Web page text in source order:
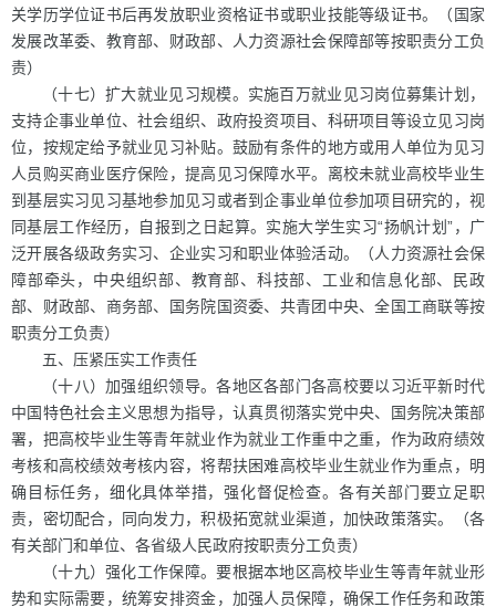
关学历学位证书后再发放职业资格证书或职业技能等级证书。（国家
发展改革委、教育部、财政部、人力资源社会保障部等按职责分工负
责）
（十七）扩大就业见习规模。实施百万就业见习岗位募集计划，
支持企事业单位、社会组织、政府投资项目、科研项目等设立见习岗
位，按规定给予就业见习补贴。鼓励有条件的地方或用人单位为见习
人员购买商业医疗保险，提高见习保障水平。离校未就业高校毕业生
到基层实习见习基地参加见习或者到企事业单位参加项目研究的，视
同基层工作经历，自报到之日起算。实施大学生实习“扬帆计划”，广
泛开展各级政务实习、企业实习和职业体验活动。（人力资源社会保
障部牵头，中央组织部、教育部、科技部、工业和信息化部、民政
部、财政部、商务部、国务院国资委、共青团中央、全国工商联等按
职责分工负责）
五、压紧压实工作责任
（十八）加强组织领导。各地区各部门各高校要以习近平新时代
中国特色社会主义思想为指导，认真贯彻落实党中央、国务院决策部
署，把高校毕业生等青年就业作为就业工作重中之重，作为政府绩效
考核和高校绩效考核内容，将帮扶困难高校毕业生就业作为重点，明
确目标任务，细化具体举措，强化督促检查。各有关部门要立足职
责，密切配合，同向发力，积极拓宽就业渠道，加快政策落实。（各
有关部门和单位、各省级人民政府按职责分工负责）
（十九）强化工作保障。要根据本地区高校毕业生等青年就业形
势和实际需要，统筹安排资金，加强人员保障，确保工作任务和政策